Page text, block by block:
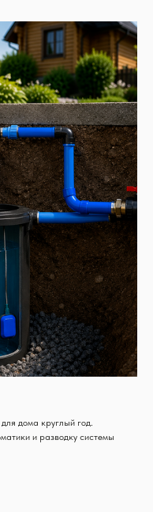
дома круглый год.
и разводку системы